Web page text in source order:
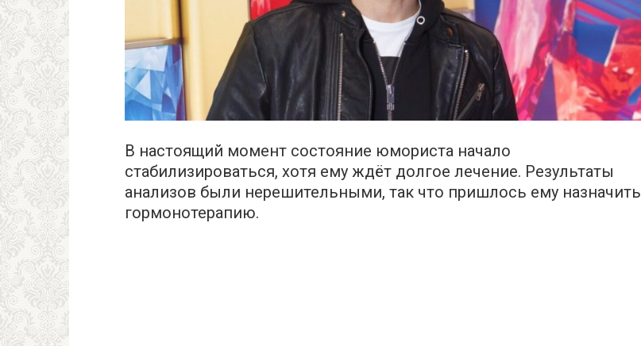
В настоящий момент состояние юмориста начало
стабилизироваться, хотя ему ждёт долгое лечение. Результаты
анализов были нерешительными, так что пришлось ему назначить
гормонотерапию.